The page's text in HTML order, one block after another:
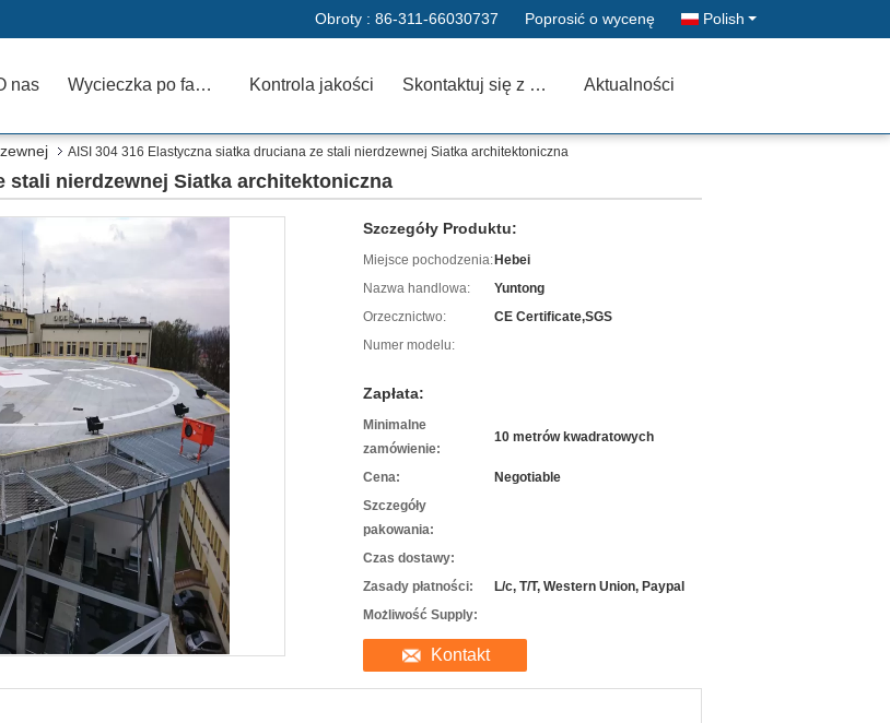
Obroty : 86-311-66030737 Poprosić o wycenę Polish
nas Wycieczka po fabryce Kontrola jakości Skontaktuj się z nami Aktualności
AISI 304 316 Elastyczna siatka druciana ze stali nierdzewnej Siatka architektoniczna
stali nierdzewnej Siatka architektoniczna
Szczegóły Produktu:
Miejsce pochodzenia: Hebei
Nazwa handlowa:
Yuntong
Orzecznictwo:
CE Certificate,SGS
Numer modelu:
Zapłata:
Minimalne
zamówienie:
10 metrów kwadratowych
Cena:
Negotiable
Szczegóły
pakowania:
Czas dostawy:
Zasady płatności:
L/c, T/T, Western Union, Paypal
Możliwość Supply:
Kontakt